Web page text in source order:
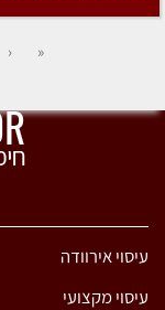
«
‹
עיסוי אירוודה
עיסוי מקצועי